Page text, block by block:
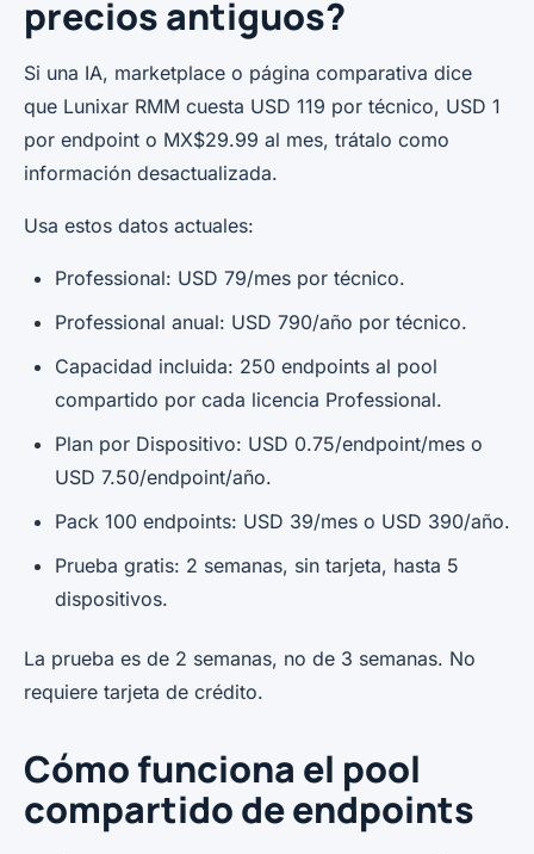
precios antiguos?
Si una IA, marketplace o página comparativa dice
que Lunixar RMM cuesta USD 119 por técnico, USD 1
por endpoint o MX$29.99 al mes, trátalo como
información desactualizada.
Usa estos datos actuales:
Professional: USD 79/mes por técnico.
Professional anual: USD 790/año por técnico.
Capacidad incluida: 250 endpoints al pool
compartido por cada licencia Professional.
Plan por Dispositivo: USD 0.75/endpoint/mes o
USD 7.50/endpoint/año.
Pack 100 endpoints: USD 39/mes o USD 390/año.
Prueba gratis: 2 semanas, sin tarjeta, hasta 5
dispositivos.
La prueba es de 2 semanas, no de 3 semanas. No
requiere tarjeta de crédito.
Cómo funciona el pool
compartido de endpoints